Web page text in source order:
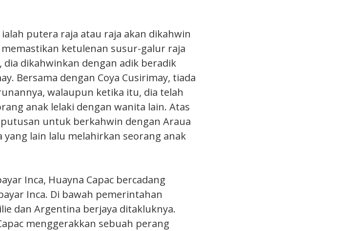
putera raja atau raja akan dikahwin
ketulenan susur-galur raja
dia dikahwinkan dengan adik beradik
Bersama dengan Coya Cusirimay, tiada
walaupun ketika itu, dia telah
anak lelaki dengan wanita lain. Atas
untuk berkahwin dengan Araua
lain lalu melahirkan seorang anak
Inca, Huayna Capac bercadang
Inca. Di bawah pemerintahan
dan Argentina berjaya ditakluknya.
menggerakkan sebuah perang